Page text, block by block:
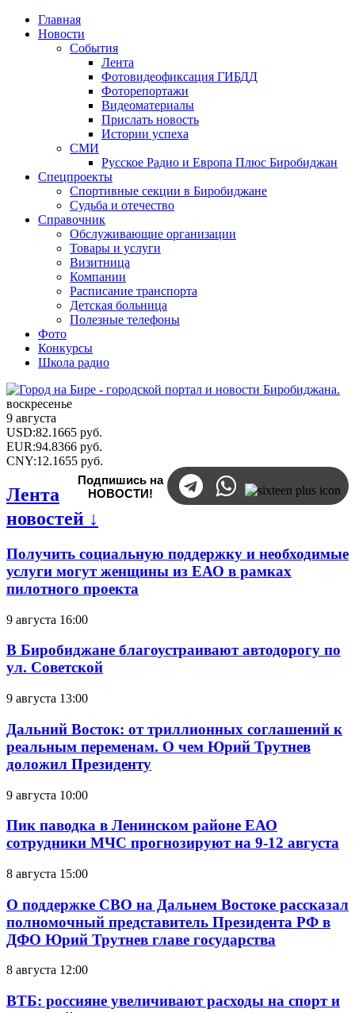
Главная
Новости
События
Лента
Фотовидеофиксация ГИБДД
Фоторепортажи
Видеоматериалы
Прислать новость
Истории успеха
СМИ
Русское Радио и Европа Плюс Биробиджан
Спецпроекты
Спортивные секции в Биробиджане
Судьба и отечество
Справочник
Обслуживающие организации
Товары и услуги
Визитница
Компании
Расписание транспорта
Детская больница
Полезные телефоны
Фото
Конкурсы
Школа радио
воскресенье
9 августа
USD:82.1665 руб.
EUR:94.8366 руб.
CNY:12.1655 руб.
Подпишись на
НОВОСТИ!
Лента
новостей ↓
Получить социальную поддержку и необходимые
услуги могут женщины из ЕАО в рамках
пилотного проекта
9 августа 16:00
В Биробиджане благоустраивают автодорогу по
ул. Советской
9 августа 13:00
Дальний Восток: от триллионных соглашений к
реальным переменам. О чем Юрий Трутнев
доложил Президенту
9 августа 10:00
Пик паводка в Ленинском районе ЕАО
сотрудники МЧС прогнозируют на 9-12 августа
8 августа 15:00
О поддержке СВО на Дальнем Востоке рассказал
полномочный представитель Президента РФ в
ДФО Юрий Трутнев главе государства
8 августа 12:00
ВТБ: россияне увеличивают расходы на спорт и